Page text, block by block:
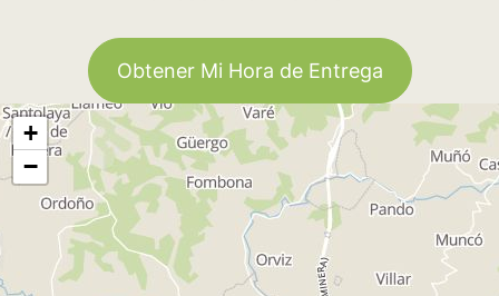
Obtener Mi Hora de Entrega
+
−